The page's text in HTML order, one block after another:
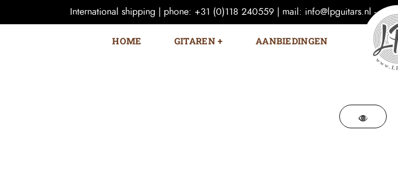
International shipping | phone: +31 (0)118 240559 | mail: info@lpguitars.nl -
HOME GITAREN AANBIEDINGEN